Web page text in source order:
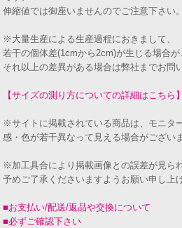
伸縮値では御座いませんのでご注意下さい。
※大量生産による生産過程におきまして、
若干の個体差(1cmから2cm)が生じる場合が
それ以上の差異がある場合は弊社までお問
【サイズの測り方についての詳細はこちら】
※サイトに掲載されている商品は、モニタ
感・色が若干異なって見える場合がござい
※加工具合により掲載画像との誤差が見ら
予めご了承くださいますようお願い申し上
■お支払い/配送/返品や交換について
■必ずご確認下さい